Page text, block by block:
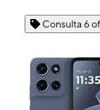
Consulta 6